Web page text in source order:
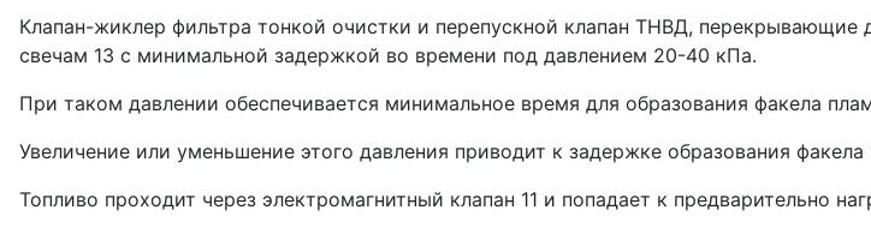
Клапан-жиклер фильтра тонкой очист­ки и перепускной клапан ТНВД,
свечам 13 с минимальной задержкой во времени под давлением 20-40 кПа.
При таком давлении обеспечивается минималь­ное время для образования факела
Увеличение или уменьшение этого давления приводит к задержке образования
Топливо проходит через электромагнит­ный клапан 11 и попадает к предвари­тельно